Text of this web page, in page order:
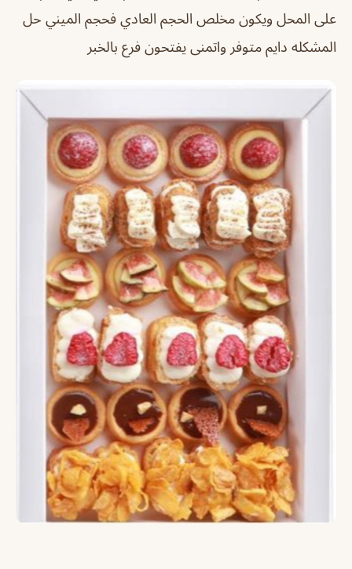
على المحل ويكون مخلص الحجم العادي فحجم الميني حل
المشكله دايم متوفر واتمنى يفتحون فرع بالخبر